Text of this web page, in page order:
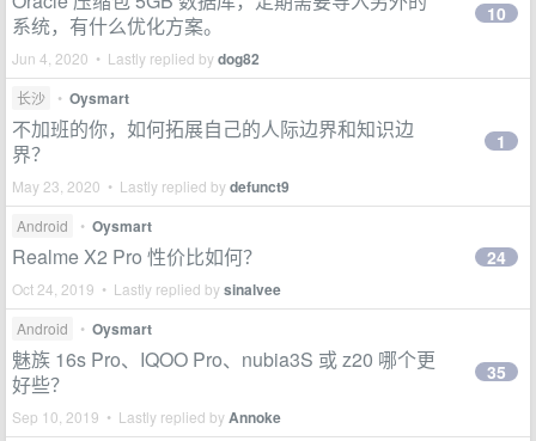
系统，有什么优化方案。
Jun 4, 2020 • Lastly replied bydog82
10
长沙 • Oysmart
不加班的你，如何拓展自己的人际边界和知识边
界？
May 23, 2020 • Lastly replied bydefunct9
1
Android • Oysmart
Realme X2 Pro 性价比如何？
Oct 24, 2019 • Lastly replied bysinalvee
24
Android • Oysmart
魅族 16s Pro、IQOO Pro、nubia3S 或 z20 哪个更
好些？
Sep 10, 2019 • Lastly replied byAnnoke
35